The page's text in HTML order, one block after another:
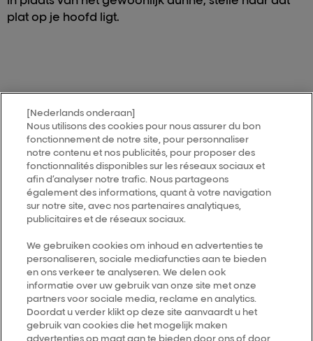
plat op je hoofd ligt.
MY HAIR[iD]
Vind een salon
Follow us
14, rue Royale 75008 PARIS
[email protected]
Terug naar de top
Kies je land
[Nederlands onderaan]
Nous utilisons des cookies pour nous assurer du bon
fonctionnement de notre site, pour personnaliser
notre contenu et nos publicités, pour proposer des
fonctionnalités disponibles sur les réseaux sociaux et
afin d’analyser notre trafic. Nous partageons
également des informations, quant à votre navigation
sur notre site, avec nos partenaires analytiques,
publicitaires et de réseaux sociaux.
We gebruiken cookies om inhoud en advertenties te
personaliseren, sociale mediafuncties aan te bieden
en ons verkeer te analyseren. We delen ook
informatie over uw gebruik van onze site met onze
partners voor sociale media, reclame en analytics.
Doordat u verder klikt op deze site aanvaardt u het
gebruik van cookies die het mogelijk maken
advertenties op maat aan te bieden door ons of door